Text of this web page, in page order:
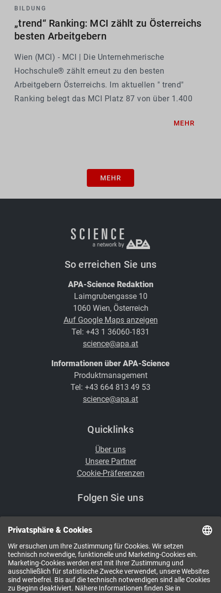
BILDUNG
„trend“ Ranking: MCI zählt zu Österreichs
besten Arbeitgebern
Wien (MCI) - MCI | Die Unternehmerische
Hochschule® zählt erneut zu den besten
Arbeitgebern Österreichs. Im aktuellen " trend"
Ranking belegt das MCI Platz 87 von über 1.400
Bildung & Forschung einen hervorragenden neunten
MEHR
MEHR
So erreichen Sie uns
APA-Science Redaktion
Laimgrubengasse 10
1060 Wien, Österreich
Auf Google Maps anzeigen
Tel: +43 1 36060-1831
science@apa.at
Informationen über APA-Science
Produktmanagement
Tel: +43 664 813 49 53
science@apa.at
Quicklinks
Über uns
Unsere Partner
Cookie-Präferenzen
Folgen Sie uns
Kennen Sie schon unsere Newsletter?